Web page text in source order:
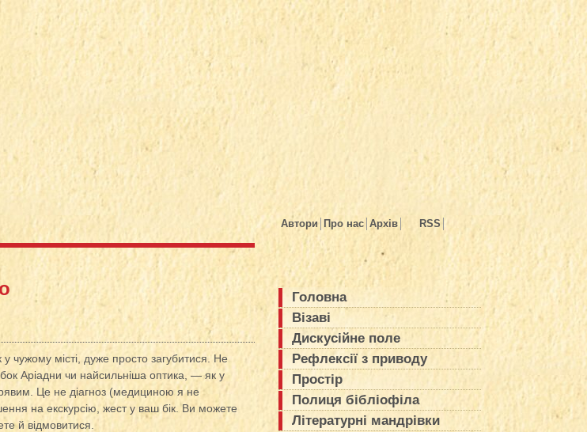
у чужому місті, дуже просто загубитися. Не
Аріадни чи найсильніша оптика, — як у
Це не діагноз (медициною я не
на екскурсію, жест у ваш бік. Ви можете
й відмовитися.
Автори Про нас Архів RSS
Головна
Візаві
Дискусійне поле
Рефлексії з приводу
Простір
Полиця бібліофіла
Літературні мандрівки